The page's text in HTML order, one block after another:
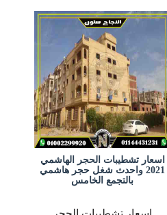
اسعار تشطيبات الحجر الهاشمي
2021 واحدث شغل حجر هاشمي
بالتجمع الخامس